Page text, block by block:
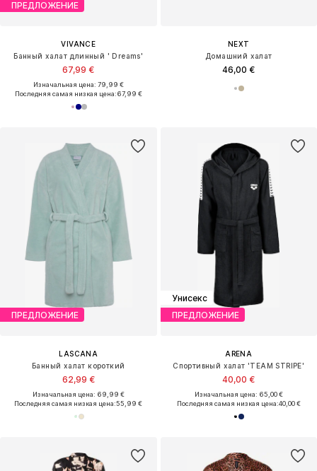
ПРЕДЛОЖЕНИЕ
VIVANCE
Банный халат длинный ' Dreams'
67,99 €
Изначальная цена: 79,99 €
Последняя самая низкая цена:67,99 €
NEXT
Домашний халат
46,00 €
ПРЕДЛОЖЕНИЕ
LASCANA
Банный халат короткий
62,99 €
Изначальная цена: 69,99 €
Последняя самая низкая цена:55,99 €
Унисекс
ПРЕДЛОЖЕНИЕ
ARENA
Спортивный халат 'TEAM STRIPE'
40,00 €
Изначальная цена: 65,00 €
Последняя самая низкая цена:40,00 €